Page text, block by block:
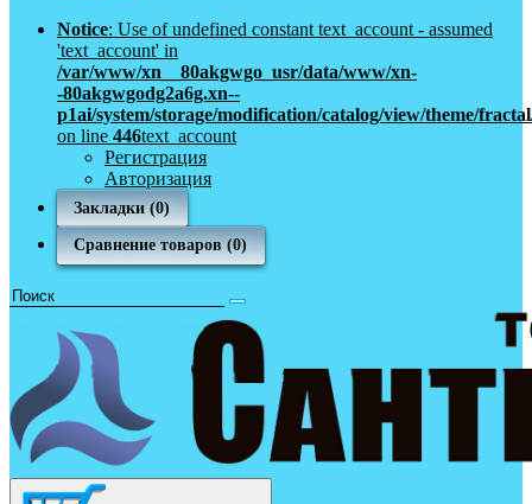
Notice: Use of undefined constant text_account - assumed
'text_account' in
/var/www/xn__80akgwgo_usr/data/www/xn-
-80akgwgodg2a6g.xn--
p1ai/system/storage/modification/catalog/view/theme/
on line 446text_account
Регистрация
Авторизация
Закладки (0)
Сравнение товаров (0)